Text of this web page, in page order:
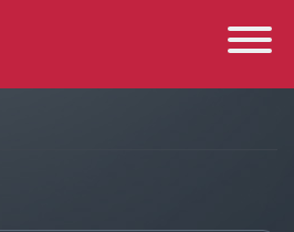
Toggle